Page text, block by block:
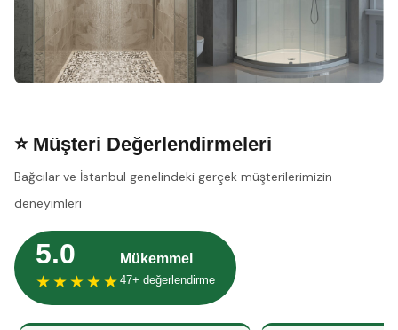
⭐ Müşteri Değerlendirmeleri
Bağcılar ve İstanbul genelindeki gerçek müşterilerimizin
deneyimleri
5.0
★★★★★
Mükemmel
47+ değerlendirme